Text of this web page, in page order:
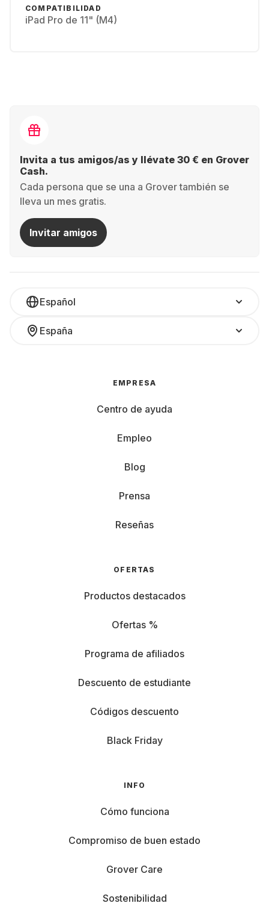
COMPATIBILIDAD
iPad Pro de 11" (M4)
Invita a tus amigos/as y llévate 30 € en Grover
Cash.
Cada persona que se una a Grover también se
lleva un mes gratis.
Invitar amigos
Español
España
EMPRESA
Centro de ayuda
Empleo
Blog
Prensa
Reseñas
OFERTAS
Productos destacados
Ofertas %
Programa de afiliados
Descuento de estudiante
Códigos descuento
Black Friday
INFO
Cómo funciona
Compromiso de buen estado
Grover Care
Sostenibilidad